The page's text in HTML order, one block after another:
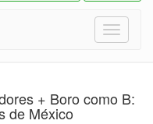
Toggle
+ Boro como B:
de México